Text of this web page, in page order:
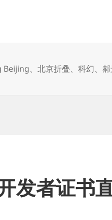
Beijing、北京折叠、科幻、
发者证书